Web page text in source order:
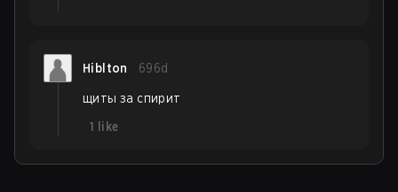
Hiblton 696d
щиты за спирит
1
like